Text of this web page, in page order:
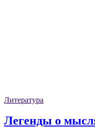
Литература
Легенды о